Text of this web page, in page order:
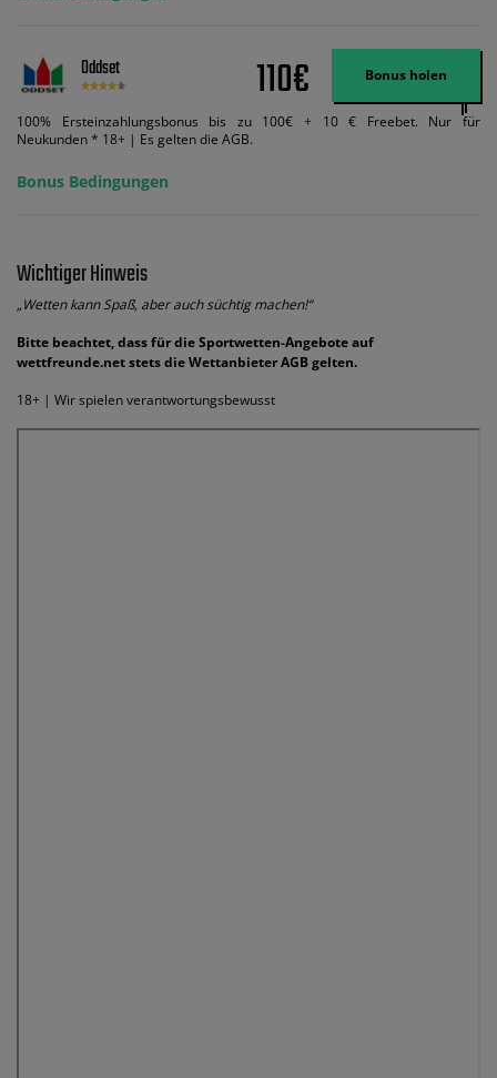
Oddset 110€ Bonus holen
100% Ersteinzahlungsbonus bis zu 100€ + 10 € Freebet. Nur für
Neukunden * 18+ | Es gelten die AGB.
Bonus Bedingungen
Wichtiger Hinweis
„Wetten kann Spaß, aber auch süchtig machen!“
Bitte beachtet, dass für die Sportwetten-Angebote auf
wettfreunde.net stets die Wettanbieter AGB gelten.
18+ | Wir spielen verantwortungsbewusst